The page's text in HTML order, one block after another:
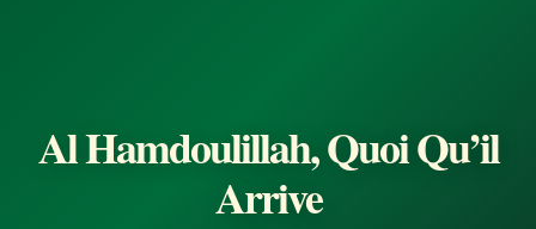
Al Hamdoulillah, Quoi Qu’il
Arrive